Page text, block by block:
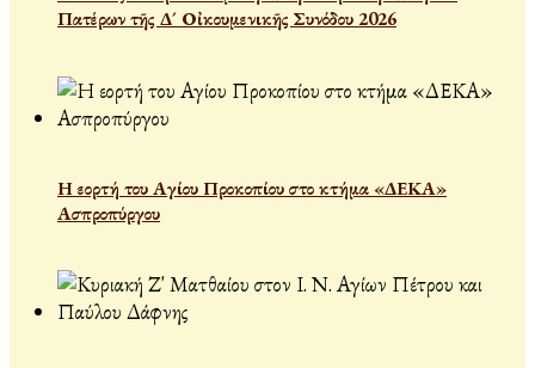
Πατέρων τῆς Δ´ Οἰκουμενικῆς Συνόδου 2026
Η εορτή του Αγίου Προκοπίου στο κτήμα «ΔΕΚΑ»
Ασπροπύργου